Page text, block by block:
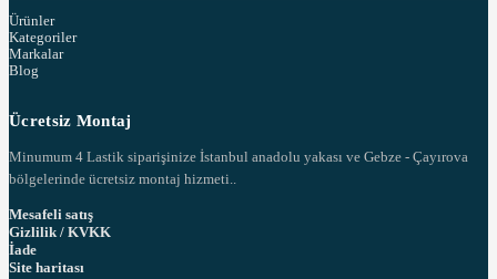
Ürünler
Kategoriler
Markalar
Blog
Ücretsiz Montaj
Minumum 4 Lastik siparişinize İstanbul anadolu yakası ve Gebze - Çayırova
bölgelerinde ücretsiz montaj hizmeti..
Mesafeli satış
Gizlilik / KVKK
İade
Site haritası